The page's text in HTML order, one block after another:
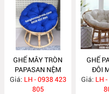
GHẾ MÂY TRÒN
PAPASAN NỆM
XANH COBAN
MA136
Giá: LH - 0938 423
805
GHẾ
ĐÔI
Giá: LH